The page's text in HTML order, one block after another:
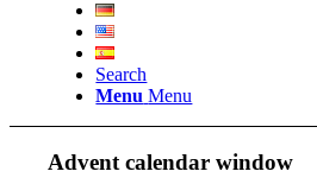
Search
Menu Menu
Advent calendar window